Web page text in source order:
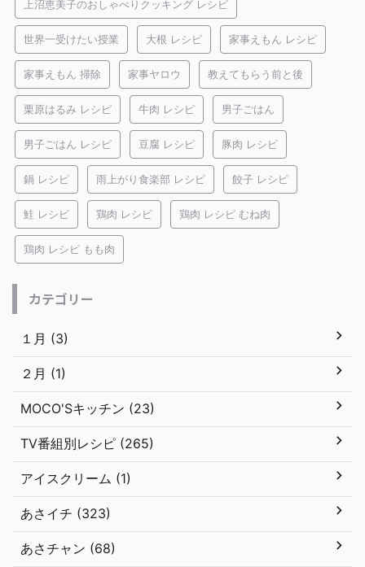
上沼恵美子のおしゃべりクッキング レシピ
世界一受けたい授業 大根 レシピ 家事えもん レシピ
家事えもん 掃除 家事ヤロウ 教えてもらう前と後
栗原はるみ レシピ 牛肉 レシピ 男子ごはん
男子ごはん レシピ 豆腐 レシピ 豚肉 レシピ
鍋 レシピ 雨上がり食楽部 レシピ 餃子 レシピ
鮭 レシピ 鶏肉 レシピ 鶏肉 レシピ むね肉
鶏肉 レシピ もも肉
カテゴリー
１月 (3)
２月 (1)
MOCO'Sキッチン (23)
TV番組別レシピ (265)
アイスクリーム (1)
あさイチ (323)
あさチャン (68)